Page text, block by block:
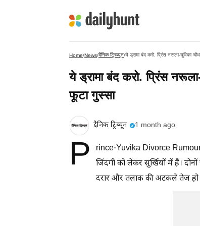
Home/News/दैनिक ट्रिब्यून/ये ड्रामा बंद करो. प्रिंस नरूला-युविका
ये ड्रामा बंद करो. प्रिंस
फूटा गुस्सा
दैनिक ट्रिब्यून 1 month ago
P
rince-Yuvika Divorce
जिंदगी को लेकर सुर्खियों में हैं।
दरार और तलाक की अटकलें तेज हो